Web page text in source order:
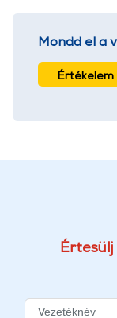
Mondd el a
Értékelem
Értesülj